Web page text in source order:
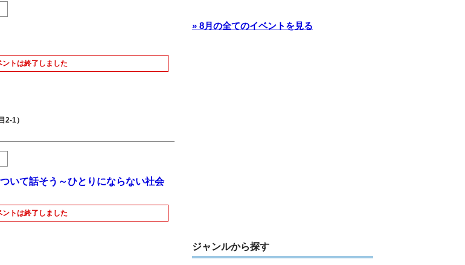
ントは終了しました
2-1）
いて話そう～ひとりにならない社会
ントは終了しました
» 8月の全てのイベントを見る
ジャンルから探す